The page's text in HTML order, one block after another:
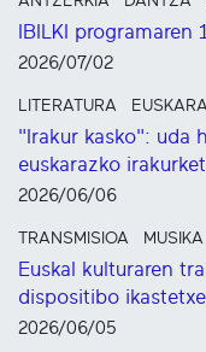
IBILKI
2026/07/02
LITERATURA EUSKARA
"Irakur kasko": uda
euskarazko
2026/06/06
TRANSMISIOA MUSIKA
Euskal kulturaren
dispositibo
2026/06/05